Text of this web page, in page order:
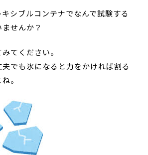
シブルコンテナでなんで試験する
せんか？
てください。
でも氷になると力をかければ割る
。